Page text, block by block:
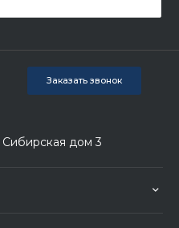
Заказать звонок
дом 3